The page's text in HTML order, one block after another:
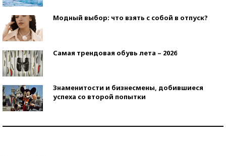
Модный выбор: что взять с собой в отпуск?
Самая трендовая обувь лета – 2026
Знаменитости и бизнесмены, добившиеся
успеха со второй попытки